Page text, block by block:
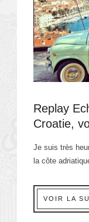
Replay
Croatie,
Je suis très
la côte
VOIR LA